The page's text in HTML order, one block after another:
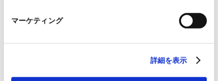
マーケティング
詳細を表示
共催